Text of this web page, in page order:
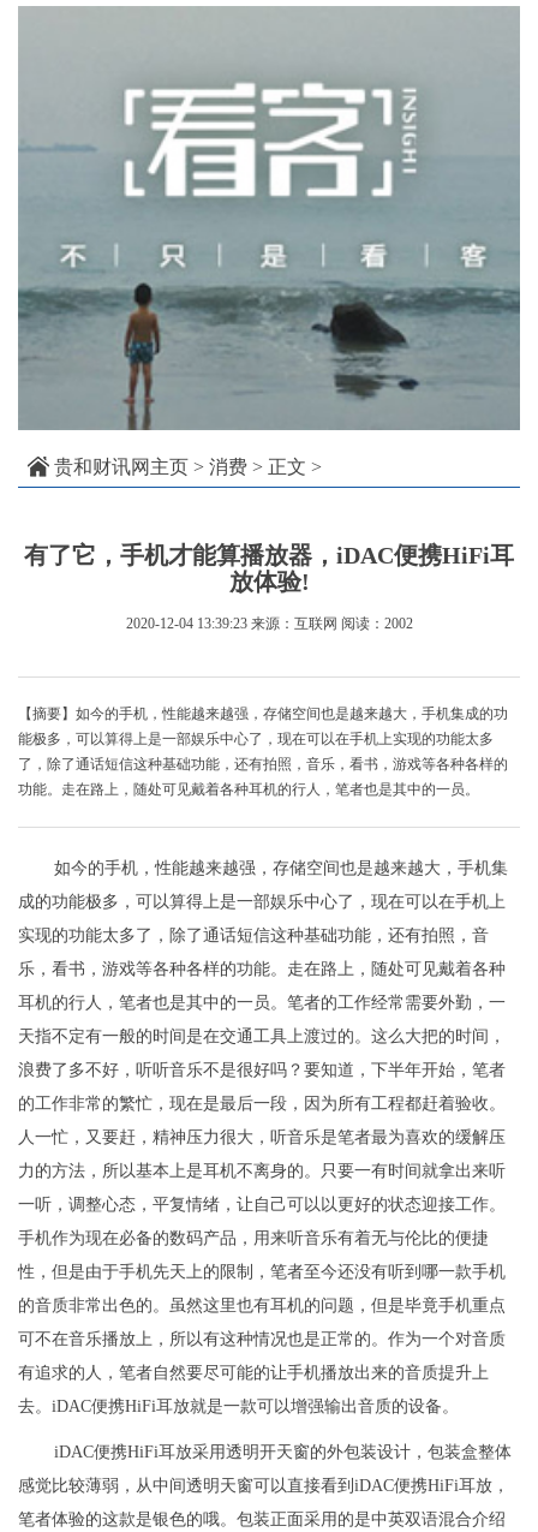
贵和财讯网主页 > 消费 > 正文 >
有了它，手机才能算播放器，iDAC便携HiFi耳
放体验!
2020-12-04 13:39:23 来源：互联网 阅读：2002
【摘要】如今的手机，性能越来越强，存储空间也是越来越大，手机集成的功
能极多，可以算得上是一部娱乐中心了，现在可以在手机上实现的功能太多
了，除了通话短信这种基础功能，还有拍照，音乐，看书，游戏等各种各样的
功能。走在路上，随处可见戴着各种耳机的行人，笔者也是其中的一员。
如今的手机，性能越来越强，存储空间也是越来越大，手机集
成的功能极多，可以算得上是一部娱乐中心了，现在可以在手机上
实现的功能太多了，除了通话短信这种基础功能，还有拍照，音
乐，看书，游戏等各种各样的功能。走在路上，随处可见戴着各种
耳机的行人，笔者也是其中的一员。笔者的工作经常需要外勤，一
天指不定有一般的时间是在交通工具上渡过的。这么大把的时间，
浪费了多不好，听听音乐不是很好吗？要知道，下半年开始，笔者
的工作非常的繁忙，现在是最后一段，因为所有工程都赶着验收。
人一忙，又要赶，精神压力很大，听音乐是笔者最为喜欢的缓解压
力的方法，所以基本上是耳机不离身的。只要一有时间就拿出来听
一听，调整心态，平复情绪，让自己可以以更好的状态迎接工作。
手机作为现在必备的数码产品，用来听音乐有着无与伦比的便捷
性，但是由于手机先天上的限制，笔者至今还没有听到哪一款手机
的音质非常出色的。虽然这里也有耳机的问题，但是毕竟手机重点
可不在音乐播放上，所以有这种情况也是正常的。作为一个对音质
有追求的人，笔者自然要尽可能的让手机播放出来的音质提升上
去。iDAC便携HiFi耳放就是一款可以增强输出音质的设备。
iDAC便携HiFi耳放采用透明开天窗的外包装设计，包装盒整体
感觉比较薄弱，从中间透明天窗可以直接看到iDAC便携HiFi耳放，
笔者体验的这款是银色的哦。包装正面采用的是中英双语混合介绍